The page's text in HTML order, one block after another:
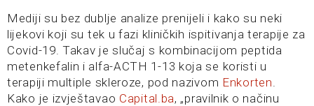
Mediji su bez dublje analize prenijeli i kako su neki
lijekovi koji su tek u fazi kliničkih ispitivanja terapije za
Covid-19. Takav je slučaj s kombinacijom peptida
metenkefalin i alfa-ACTH 1-13 koja se koristi u
terapiji multiple skleroze, pod nazivom Enkorten.
Kako je izvještavao Capital.ba, „pravilnik o načinu